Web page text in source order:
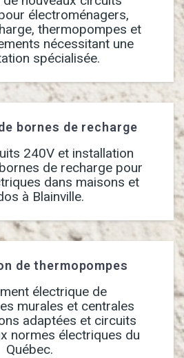
électroménagers,
thermopompes et
nécessitant une
spécialisée.
bornes de recharge
240V et installation
de recharge pour
dans maisons et
à Blainville.
de thermopompes
électrique de
murales et centrales
adaptées et circuits
normes électriques du
Québec.